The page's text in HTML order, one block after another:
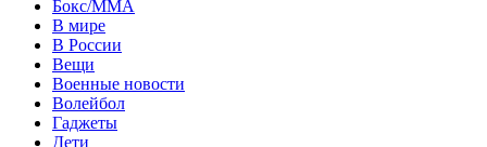
Бокс/MMA
В мире
В России
Вещи
Военные новости
Волейбол
Гаджеты
Дети